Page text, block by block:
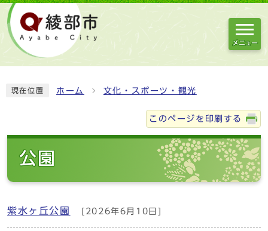
メニュー
現在位置 ホーム 文化・スポーツ・観光
このページを印刷する
公園
紫水ヶ丘公園 [2026年6月10日]